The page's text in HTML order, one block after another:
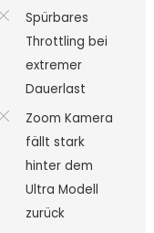
Spürbares
Throttling bei
extremer
Dauerlast
Zoom Kamera
fällt stark
hinter dem
Ultra Modell
zurück